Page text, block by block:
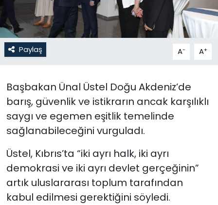
Paylaş A- A+
Başbakan Ünal Üstel Doğu Akdeniz’de
barış, güvenlik ve istikrarın ancak karşılıklı
saygı ve egemen eşitlik temelinde
sağlanabileceğini vurguladı.
Üstel, Kıbrıs’ta “iki ayrı halk, iki ayrı
demokrasi ve iki ayrı devlet gerçeğinin”
artık uluslararası toplum tarafından
kabul edilmesi gerektiğini söyledi.
Magazin
Moda
Nöbetçi Eczaneler
Otomobil Dünyası
Politika
SAĞLIK
Spor
Teknoloji